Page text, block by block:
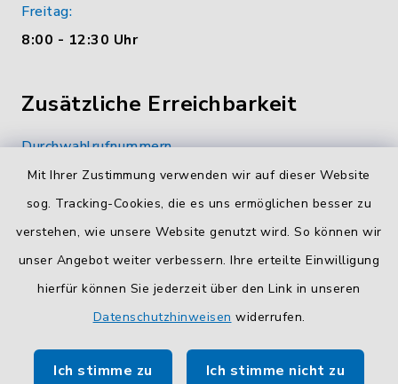
Mit Ihrer Zustimmung verwenden wir auf dieser Website
sog. Tracking-Cookies, die es uns ermöglichen besser zu
verstehen, wie unsere Website genutzt wird. So können wir
unser Angebot weiter verbessern. Ihre erteilte Einwilligung
hierfür können Sie jederzeit über den Link in unseren
Datenschutzhinweisen widerrufen.
Ich stimme zu Ich stimme nicht zu
Freitag:
8:00 - 12:30 Uhr
Zusätzliche Erreichbarkeit
Durchwahlrufnummern
Die Durchwahlrufnummern unserer Mitarbeiterinnen
und Mitarbeiter finden Sie
Kontaktformular
SicheresKontaktformularmit BayernID verwenden.
Route planen
So finden Sie uns.